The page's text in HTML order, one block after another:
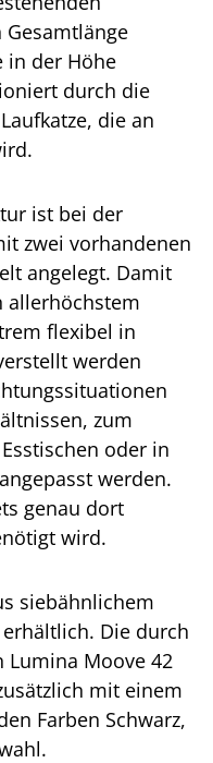
Gesamtlänge
in der Höhe
durch die
die an
ist bei der
zwei vorhandenen
angelegt. Damit
allerhöchstem
flexibel in
werden
zum
oder in
werden.
genau dort
wird.
siebähnlichem
Die durch
Lumina Moove 42
mit einem
Farben Schwarz,